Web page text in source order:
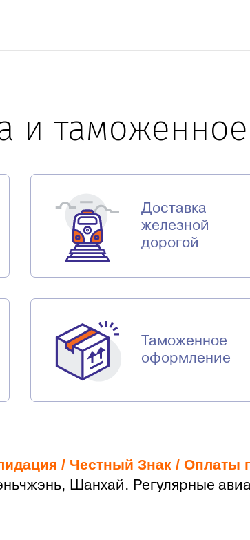
и
Доставка
железной
дорогой
Таможенное
оформление
/ Честный Знак / Оплаты
Шанхай. Регулярные